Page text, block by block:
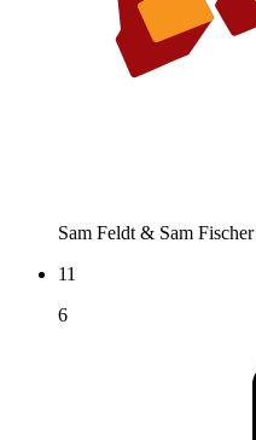
Sam Feldt & Sam Fischer
11
6